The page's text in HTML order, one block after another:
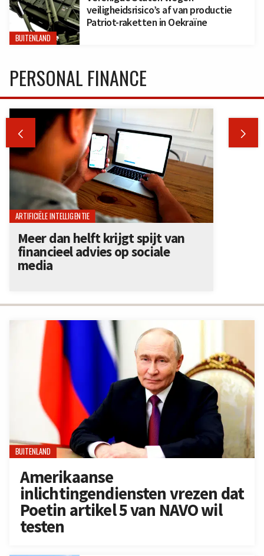
BUITENLAND
veiligheidsrisico’s af van productie
Patriot-raketten in Oekraïne
BUITENLAND
Amerikaanse
inlichtingendiensten vrezen dat
Poetin artikel 5 van NAVO wil
testen
PERSONAL FINANCE
 
ARTIFICIËLE INTELLIGENTIE
Meer dan helft krijgt spijt van
financieel advies op sociale
media